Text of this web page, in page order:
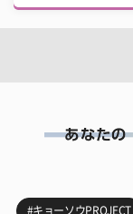
#キョーソウPROJECT